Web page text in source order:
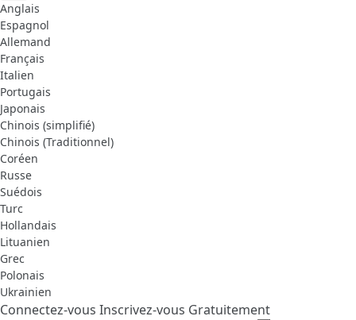
Anglais
Espagnol
Allemand
Français
Italien
Portugais
Japonais
Chinois (simplifié)
Chinois (Traditionnel)
Coréen
Russe
Suédois
Turc
Hollandais
Lituanien
Grec
Polonais
Ukrainien
Connectez-vous Inscrivez-vous Gratuitement